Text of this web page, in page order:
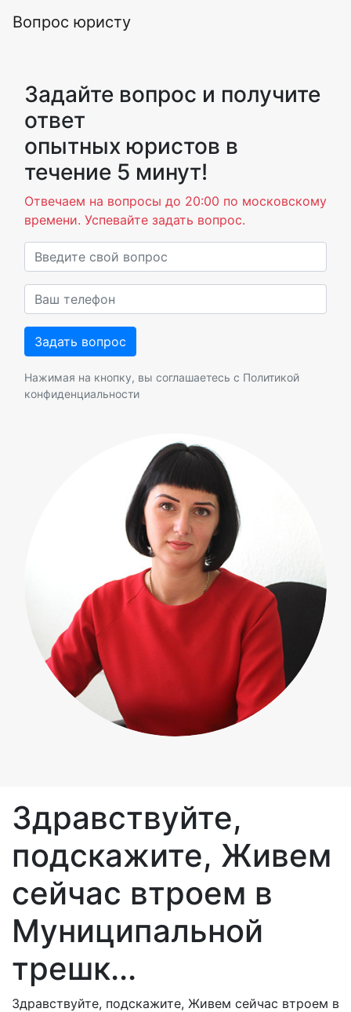
Вопрос юристу
Задайте вопрос и получите
ответ
опытных юристов в
течение 5 минут!
Отвечаем на вопросы до 20:00 по московскому
времени. Успевайте задать вопрос.
Нажимая на кнопку, вы соглашаетесь с Политикой
конфиденциальности
Здравствуйте,
подскажите, Живем
сейчас втроем в
Муниципальной
трешк...
Здравствуйте, подскажите, Живем сейчас втроем в